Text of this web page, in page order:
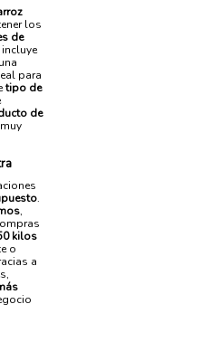
los
de
para
tipo de
de
.
,
kilos
o
a